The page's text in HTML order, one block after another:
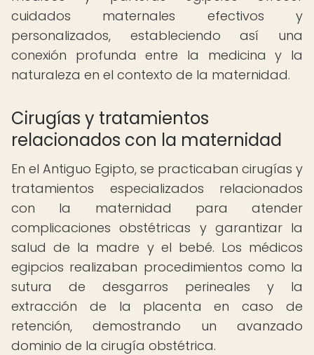
cuidados maternales efectivos y
personalizados, estableciendo así una
conexión profunda entre la medicina y la
naturaleza en el contexto de la maternidad.
Cirugías y tratamientos
relacionados con la maternidad
En el Antiguo Egipto, se practicaban cirugías y
tratamientos especializados relacionados
con la maternidad para atender
complicaciones obstétricas y garantizar la
salud de la madre y el bebé. Los médicos
egipcios realizaban procedimientos como la
sutura de desgarros perineales y la
extracción de la placenta en caso de
retención, demostrando un avanzado
dominio de la cirugía obstétrica.